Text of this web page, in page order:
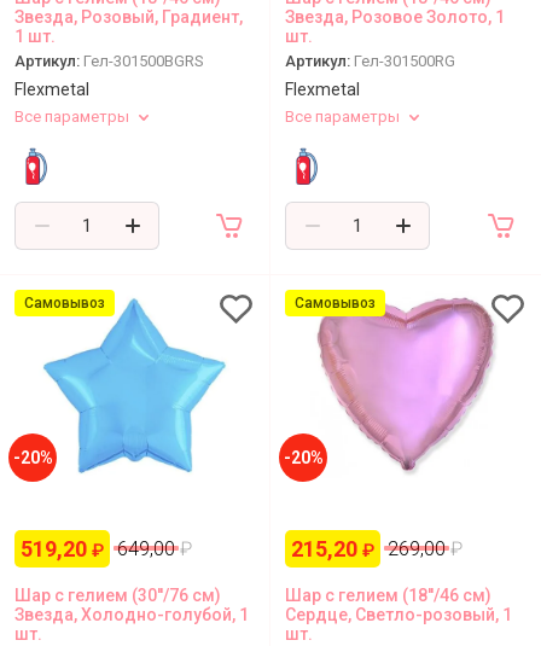
Звезда, Розовый, Градиент,
1 шт.
Артикул: Гел-301500BGRS
Flexmetal
Все параметры
Звезда, Розовое Золото, 1
шт.
Артикул: Гел-301500RG
Flexmetal
Все параметры
Самовывоз
-20%
519,20 ₽ 649,00 ₽
Шар с гелием (30''/76 см)
Звезда, Холодно-голубой, 1
шт.
Самовывоз
-20%
215,20 ₽ 269,00 ₽
Шар с гелием (18''/46 см)
Сердце, Светло-розовый, 1
шт.